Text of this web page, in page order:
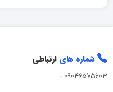
شماره های ارتباطی
09046575603
-